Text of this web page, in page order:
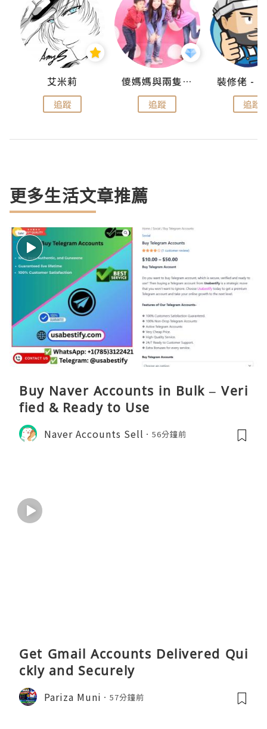
艾米莉
追蹤
儍媽媽與兩隻小魔怪之家
追蹤 追蹤
更多生活文章推薦
Buy Naver Accounts in Bulk – Veri
fied & Ready to Use
Naver Accounts Sell 56分鐘前
Get Gmail Accounts Delivered Qui
ckly and Securely
Pariza Muni 57分鐘前